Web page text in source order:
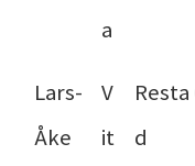
a
Lars-
Åke
V
it
Resta
d